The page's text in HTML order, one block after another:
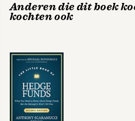
Chapter 7. Explanation of Elliott Wave
Chapter 8. Putting It All Together
Index
Anderen die dit boek
kochten ook